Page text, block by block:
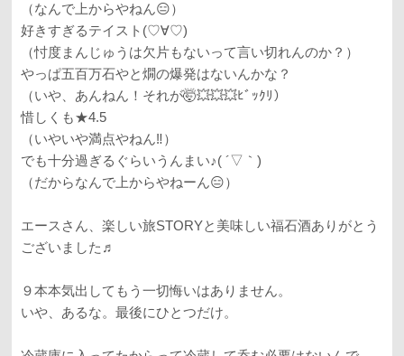
（なんで上からやねん😑）
好きすぎるテイスト(♡∀♡)
（忖度まんじゅうは欠片もないって言い切れんのか？）
やっぱ五百万石やと燗の爆発はないんかな？
（いや、あんねん！それが🤯💥💥💥ﾋﾞｯｸﾘ）
惜しくも★4.5
（いやいや満点やねん‼️）
でも十分過ぎるぐらいうんまい♪( ´▽｀)
（だからなんで上からやねーん😑）
エースさん、楽しい旅STORYと美味しい福石酒ありがとう
ございました♬
９本本気出してもう一切悔いはありません。
いや、あるな。最後にひとつだけ。